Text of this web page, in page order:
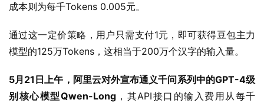
成本则为每千Tokens 0.005元。
通过这一定价策略，用户只需支付1元，即可获得豆包主力
模型的125万Tokens，这相当于200万个汉字的输入量。
5月21日上午，阿里云对外宣布通义千问系列中的GPT-4级
别核心模型Qwen-Long，其API接口的输入费用从每千